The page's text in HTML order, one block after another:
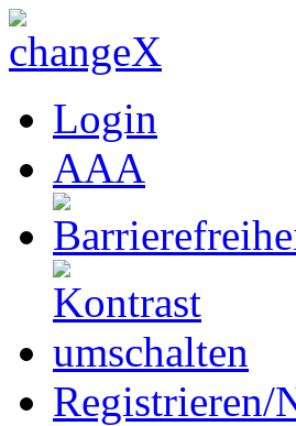
Login
AAA
Registrieren/